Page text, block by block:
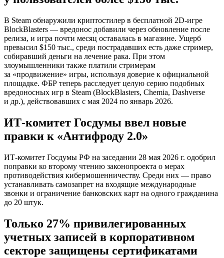
В Steam обнаружили криптостилер в бесплатной 2D-игре
BlockBlasters — вредонос добавили через обновление после
релиза, и игра почти месяц оставалась в магазине. Ущерб
превысил $150 тыс., среди пострадавших есть даже стример,
собиравший деньги на лечение рака. При этом
злоумышленники также платили стримерам
за «продвижение» игры, используя доверие к официальной
площадке. ФБР теперь расследует целую серию подобных
вредоносных игр в Steam (BlockBlasters, Chemia, Dashverse
и др.), действовавших с мая 2024 по январь 2026.
ИТ-комитет Госдумы ввел новые
правки к «Антифроду 2.0»
ИТ-комитет Госдумы РФ на заседании 28 мая 2026 г. одобрил
поправки ко второму чтению законопроекта о мерах
противодействия кибермошенничеству. Среди них — право
устанавливать самозапрет на входящие международные
звонки и ограничение банковских карт на одного гражданина
до 20 штук.
Только 27% привилегированных
учетных записей в корпоративном
секторе защищены сертификатами